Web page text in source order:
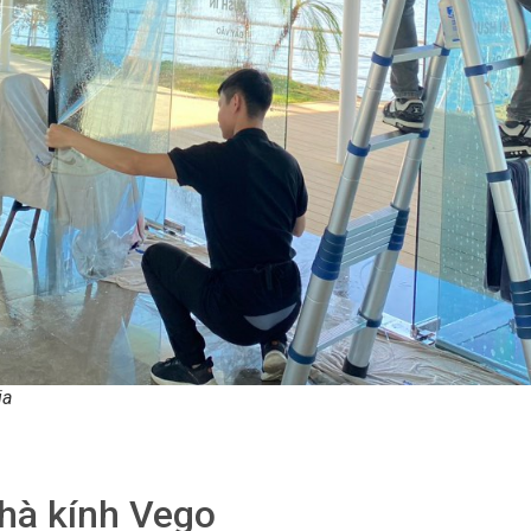
kính Vego